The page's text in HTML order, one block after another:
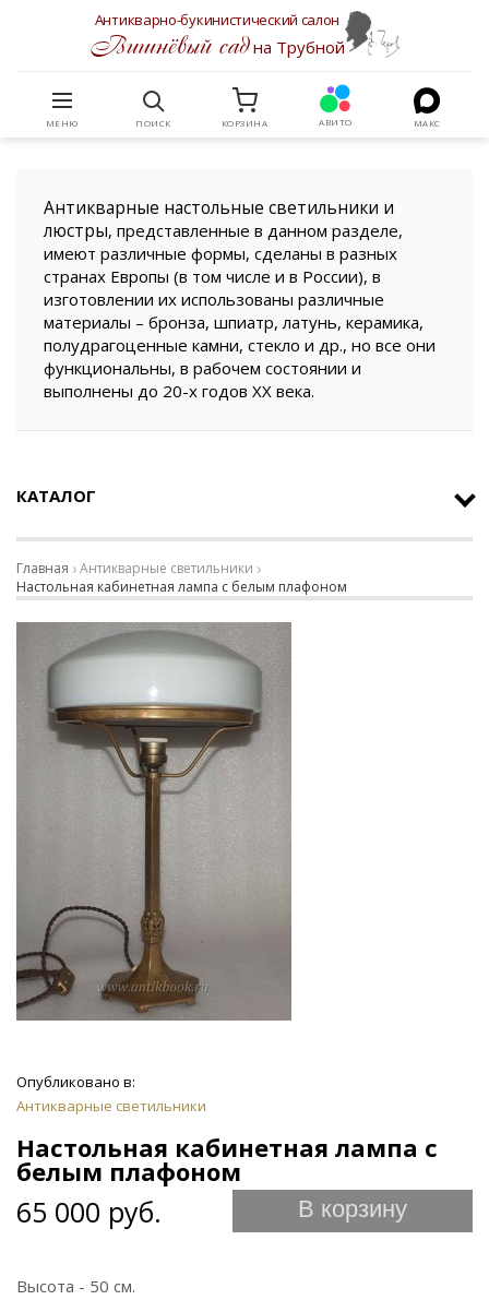
Антикварно-букинистический салон
Вишнёвый садна Трубной
МЕНЮ ПОИСК КОРЗИНА АВИТО МАКС
Антикварные настольные светильники и
люстры, представленные в данном разделе,
имеют различные формы, сделаны в разных
странах Европы (в том числе и в России), в
изготовлении их использованы различные
материалы – бронза, шпиатр, латунь, керамика,
полудрагоценные камни, стекло и др., но все они
функциональны, в рабочем состоянии и
выполнены до 20-х годов XX века.
КАТАЛОГ
Главная
Антикварные светильники
Настольная кабинетная лампа с белым плафоном
Опубликовано в:
Антикварные светильники
Настольная кабинетная лампа с
белым плафоном
65 000 руб. В корзину
Высота - 50 см.